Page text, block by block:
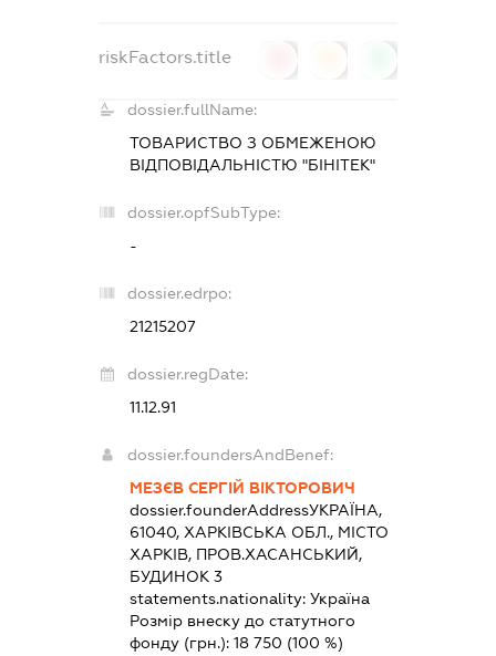
riskFactors.title
dossier.fullName:
ТОВАРИСТВО З ОБМЕЖЕНОЮ
ВІДПОВІДАЛЬНІСТЮ "БІНІТЕК"
dossier.opfSubType:
-
dossier.edrpo:
21215207
dossier.regDate:
11.12.91
dossier.foundersAndBenef:
МЕЗЄВ СЕРГІЙ ВІКТОРОВИЧ
dossier.founderAddressУКРАЇНА,
61040, ХАРКІВСЬКА ОБЛ., МІСТО
ХАРКІВ, ПРОВ.ХАСАНСЬКИЙ,
БУДИНОК 3
statements.nationality: Україна
Розмір внеску до статутного
фонду (грн.): 18 750 (100 %)